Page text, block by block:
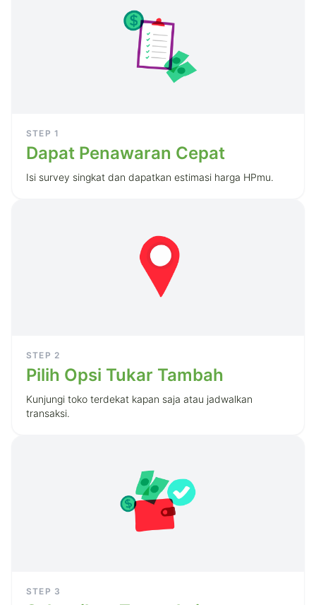
STEP 1
Dapat Penawaran Cepat
Isi survey singkat dan dapatkan estimasi harga HPmu.
STEP 2
Pilih Opsi Tukar Tambah
Kunjungi toko terdekat kapan saja atau jadwalkan
transaksi.
STEP 3